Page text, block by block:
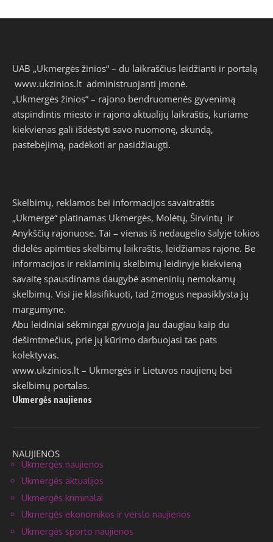
UAB „Ukmergės žinios“ – du laikraščius leidžianti ir portalą
www.ukzinios.lt administruojanti įmonė.
„Ukmergės žinios“ – rajono bendruomenės gyvenimą
atspindintis miesto ir rajono aktualijų laikraštis, kuriame
kiekvienas gali išdėstyti savo nuomonę, skundą,
pastebėjimą, padėkoti ar pasidžiaugti.
Skelbimų, reklamos bei informacijos savaitraštis
„Ukmergė“ platinamas Ukmergės, Molėtų, Širvintų ir
Anykščių rajonuose. Tai – vienas iš nedaugelio šalyje tokios
didelės apimties skelbimų laikraštis, leidžiamas rajone. Be
informacijos ir reklaminių skelbimų leidinyje kiekvieną
savaitę spausdinama daugybė asmeninių nemokamų
skelbimų. Visi jie klasifikuoti, tad žmogus nepasiklysta jų
margumyne.
Abu leidiniai sėkmingai gyvuoja jau daugiau kaip du
dešimtmečius, prie jų kūrimo darbuojasi tas pats
kolektyvas.
www.ukzinios.lt – Ukmergės ir Lietuvos naujienų bei
skelbimų portalas.
Ukmergės naujienos
NAUJIENOS
Ukmergės naujienos
Ukmergės aktualijos
Ukmergės kriminalai
Ukmergės ekonomikos ir verslo naujienos
Ukmergės sporto naujienos